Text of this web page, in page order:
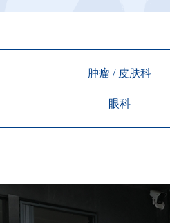
肿瘤 / 皮肤科
眼科